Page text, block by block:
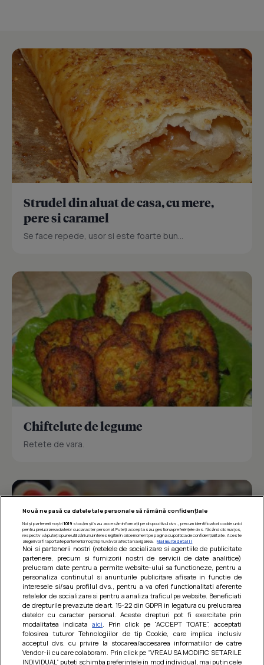
Strudel din aluat de casa, cu mere,
pere si caramel
Se face repede, usor si este foarte bun...
Chiftelute de legume
Retete de vara.
Barcute din vinete cu arpagic rosu
Un deliciu usor de preparat!
Nouă ne pasă ca datele tale personale să rămână confidențiale
Noi și partenerii noștri 1019stocăm și/sau accesăm informații pe dispozitivul dvs., precum identificatorii cookie unici
pentru prelucrarea datelor cu caracter personal. Puteți accepta sau gestiona preferințele dvs. făcând clic mai jos,
respectiv vă puteți opune utilizării unui interes legitim în orice moment pe pagina cu politica de confidențialitate. Aceste
alegeri vor fi raportate partenerilor noștri și nu vă vor afecta navigarea.
Mai multe detalii
Noi si partenerii nostri (retelele de socializare si agentiile de publicitate
partenere, precum si furnizorii nostri de servicii de date analitice)
prelucram date pentru a permite website-ului sa functioneze, pentru a
personaliza continutul si anunturile publicitare afisate in functie de
interesele si/sau profilul dvs., pentru a va oferi functionalitati aferente
retelelor de socializare si pentru a analiza traficul pe website. Beneficiati
de drepturile prevazute de art. 15-22 din GDPR in legatura cu prelucrarea
datelor cu caracter personal. Aceste drepturi pot fi exercitate prin
modalitatea indicataaici . Prin click pe “ACCEPT TOATE”, acceptati
folosirea tuturor Tehnologiilor de tip Cookie, care implica inclusiv
acceptul dvs. cu privire la stocarea/accesarea informatiilor de catre
Vendor-ii cu care colaboram. Prin click pe “VREAU SA MODIFIC SETARILE
INDIVIDUAL” puteti schimba preferintele in mod individual, mai putin cele